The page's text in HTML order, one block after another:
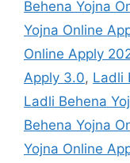
Behena Yojna
Yojna Online
Online Apply
Apply 3.0, Ladli
Ladli Behena
Behena Yojna
Yojna Online